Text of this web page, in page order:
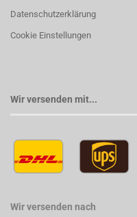
Datenschutzerklärung
Cookie Einstellungen
Wir versenden mit...
Wir versenden nach